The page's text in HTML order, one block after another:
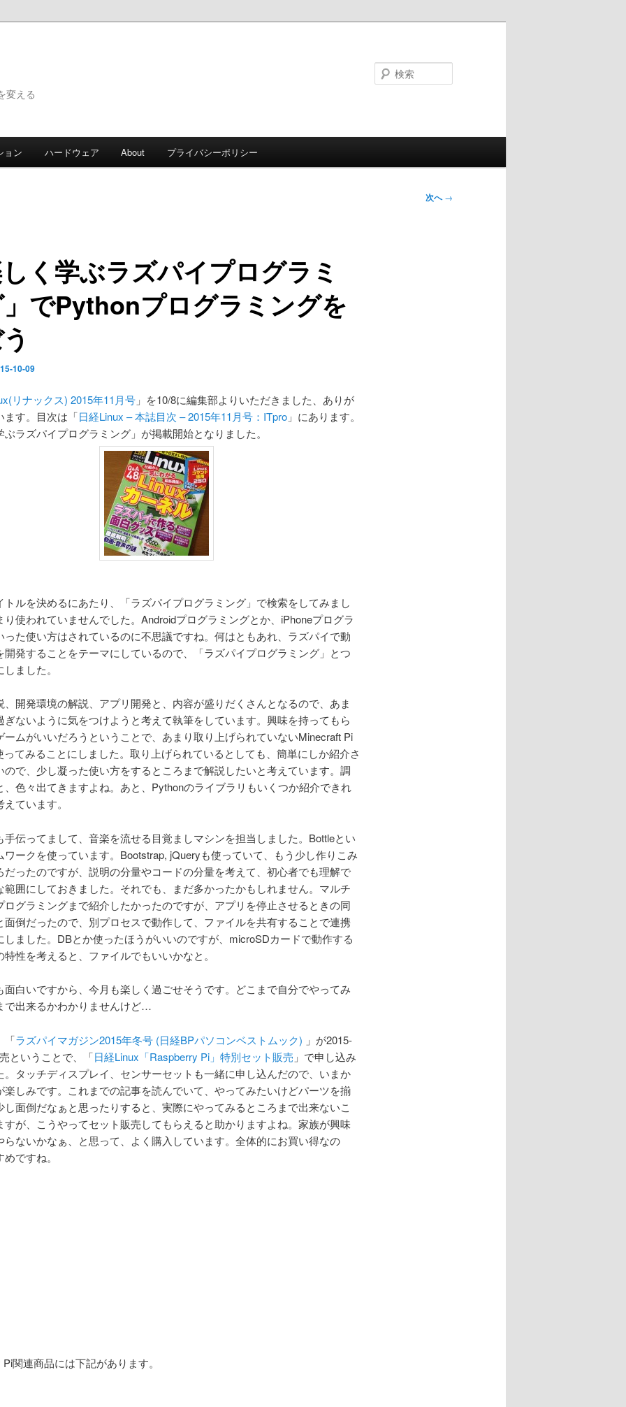
変える
ョン ハードウェア About プライバシーポリシー
次へ→
しく学ぶラズパイプログラミ
でPythonプログラミングを
10-09
リナックス) 2015年11月号」を10/8に編集部よりいただきました、ありが
ます。目次は「日経Linux – 本誌目次 – 2015年11月号：ITpro」にあります。
ぶラズパイプログラミング」が掲載開始となりました。
トルを決めるにあたり、「ラズパイプログラミング」で検索をしてみまし
り使われていませんでした。Androidプログラミングとか、iPhoneプログラ
った使い方はされているのに不思議ですね。何はともあれ、ラズパイで動
開発することをテーマにしているので、「ラズパイプログラミング」とつ
ました。
、開発環境の解説、アプリ開発と、内容が盛りだくさんとなるので、あま
ぎないように気をつけようと考えて執筆をしています。興味を持ってもら
ームがいいだろうということで、あまり取り上げられていないMinecraft Pi
ってみることにしました。取り上げられているとしても、簡単にしか紹介さ
ので、少し凝った使い方をするところまで解説したいと考えています。調
、色々出てきますよね。あと、Pythonのライブラリもいくつか紹介できれ
ています。
手伝ってまして、音楽を流せる目覚ましマシンを担当しました。Bottleとい
ワークを使っています。Bootstrap, jQueryも使っていて、もう少し作りこみ
だったのですが、説明の分量やコードの分量を考えて、初心者でも理解で
範囲にしておきました。それでも、まだ多かったかもしれません。マルチ
ログラミングまで紹介したかったのですが、アプリを停止させるときの同
面倒だったので、別プロセスで動作して、ファイルを共有することで連携
しました。DBとか使ったほうがいいのですが、microSDカードで動作する
特性を考えると、ファイルでもいいかなと。
面白いですから、今月も楽しく過ごせそうです。どこまで自分でやってみ
で出来るかわかりませんけど…
「ラズパイマガジン2015年冬号 (日経BPパソコンベストムック) 」が2015-
ということで、「日経Linux「Raspberry Pi」特別セット販売 」で申し込み
。タッチディスプレイ、センサーセットも一緒に申し込んだので、いまか
楽しみです。これまでの記事を読んでいて、やってみたいけどパーツを揃
し面倒だなぁと思ったりすると、実際にやってみるところまで出来ないこ
すが、こうやってセット販売してもらえると助かりますよね。家族が興味
らないかなぁ、と思って、よく購入しています。全体的にお買い得なの
ですね。
関連商品には下記があります。